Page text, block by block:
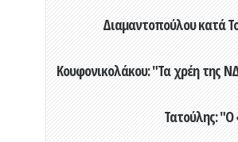
Διαμαντοπούλου κατά
Κουφονικολάκου: "Τα χρέη της
Τατούλης: "Ο